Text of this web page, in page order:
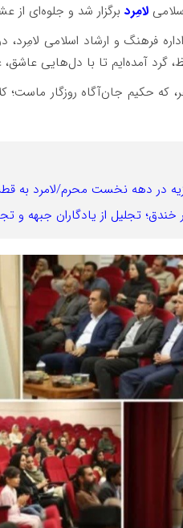
لامِردبرگزار شد و جلوه‌ای از
فرهنگ و ارشاد اسلامی
گرد آمده‌ایم تا با دل‌هایی
که حکیم جان‌آگاه روزگار
خندق؛ تجلیل از یادگاران جبهه و